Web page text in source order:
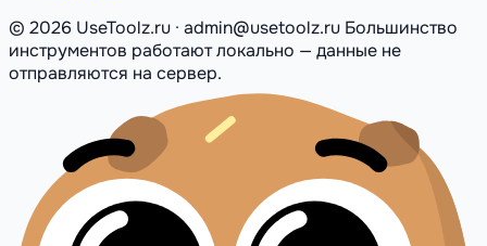
© 2026 UseToolz.ru · admin@usetoolz.ru Большинство
инструментов работают локально — данные не
отправляются на сервер.